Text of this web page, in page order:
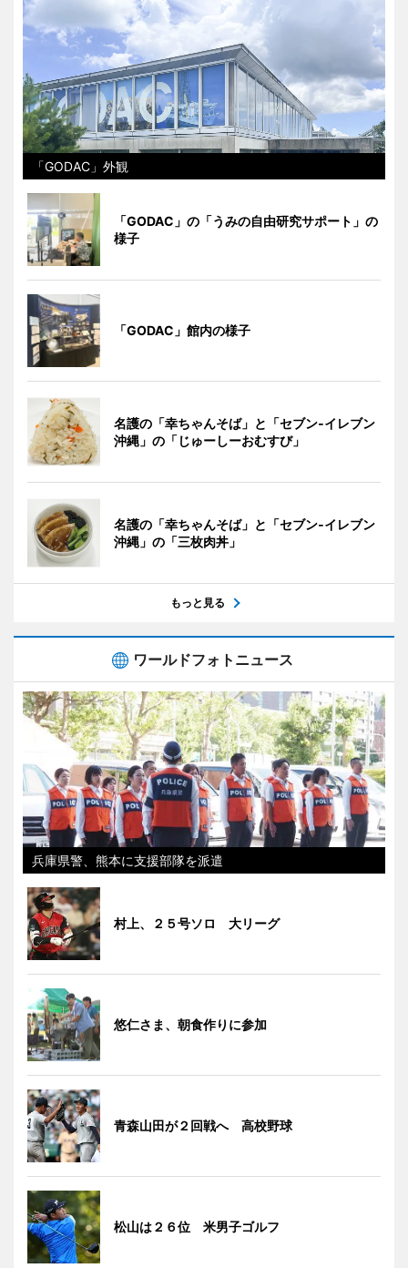
「GODAC」外観
「GODAC」の「うみの自由研究サポート」の
様子
「GODAC」館内の様子
名護の「幸ちゃんそば」と「セブン‐イレブン
沖縄」の「じゅーしーおむすび」
名護の「幸ちゃんそば」と「セブン‐イレブン
沖縄」の「三枚肉丼」
もっと見る
ワールドフォトニュース
兵庫県警、熊本に支援部隊を派遣
村上、２５号ソロ 大リーグ
悠仁さま、朝食作りに参加
青森山田が２回戦へ 高校野球
松山は２６位 米男子ゴルフ